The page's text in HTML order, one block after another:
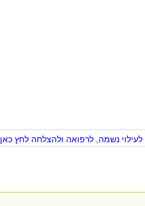
נשמה, לרפואה ולהצלחה לחץ כאן